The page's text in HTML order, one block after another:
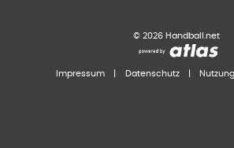
© 2026 Handball.net
Impressum Datenschutz